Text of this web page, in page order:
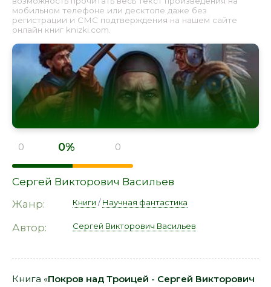
мобильном телефоне или десктопе даже без
регистрации и СМС подтверждения на нашем сайте
онлайн книг knizki.com.
0 0% 0
Сергей Викторович Васильев
Жанр:
Книги /Научная фантастика
Автор: Сергей Викторович Васильев
Книга «Покров над Троицей - Сергей Викторович